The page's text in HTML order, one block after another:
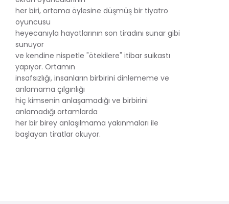
her biri, ortama öylesine düşmüş bir tiyatro
oyuncusu
heyecanıyla hayatlarının son tiradını sunar gibi
sunuyor
ve kendine nispetle "ötekilere" itibar suikastı
yapıyor. Ortamın
insafsızlığı, insanların birbirini dinlememe ve
anlamama çılgınlığı
hiç kimsenin anlaşamadığı ve birbirini
anlamadığı ortamlarda
her bir birey anlaşılmama yakınmaları ile
başlayan tiratlar okuyor.